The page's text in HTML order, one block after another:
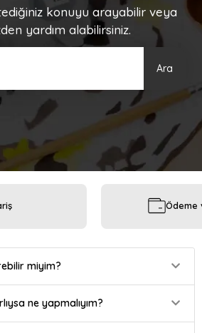
konuyu arayabilir veya
yardım alabilirsiniz.
Ara
Ödeme
miyim?
ne yapmalıyım?